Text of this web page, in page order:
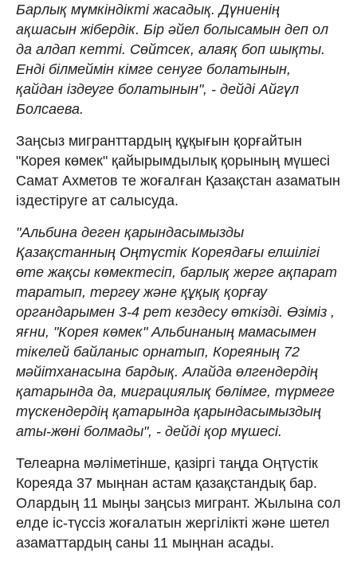
Барлық мүмкіндікті жасадық. Дүниенің
ақшасын жібердік. Бір әйел болысамын деп ол
да алдап кетті. Сөйтсек, алаяқ боп шықты.
Енді білмеймін кімге сенуге болатынын,
қайдан іздеуге болатынын", - дейді Айгүл
Болсаева.
Заңсыз мигранттардың құқығын қорғайтын
"Корея көмек" қайырымдылық қорының мүшесі
Самат Ахметов те жоғалған Қазақстан азаматын
іздестіруге ат салысуда.
"Альбина деген қарындасымызды
Қазақстанның Оңтүстік Кореядағы елшілігі
өте жақсы көмектесіп, барлық жерге ақпарат
таратып, тергеу және құқық қорғау
органдарымен 3-4 рет кездесу өткізді. Өзіміз ,
яғни, "Корея көмек" Альбинаның мамасымен
тікелей байланыс орнатып, Кореяның 72
мәйітханасына бардық. Алайда өлгендердің
қатарында да, миграциялық бөлімге, түрмеге
түскендердің қатарында қарындасымыздың
аты-жөні болмады", - дейді қор мүшесі.
Телеарна мәліметінше, қазіргі таңда Оңтүстік
Кореяда 37 мыңнан астам қазақстандық бар.
Олардың 11 мыңы заңсыз мигрант. Жылына сол
елде іс-түссіз жоғалатын жергілікті және шетел
азаматтардың саны 11 мыңнан асады.